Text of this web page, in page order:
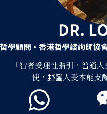
DR.
哲學顧問 •香港哲學諮詢師協
「智者受理性指引，普通
使，野蠻人受本能支